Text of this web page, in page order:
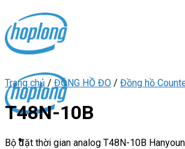
content
Trang chủ / ĐỒNG HỒ ĐO / Đồng hồ
T48N-10B
Bộ đặt thời gian analog T48N-10B